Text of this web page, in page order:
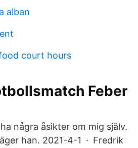
alban
court hours
Feber
några åsikter om mig själv.
han. 2021-4-1 · Fredrik